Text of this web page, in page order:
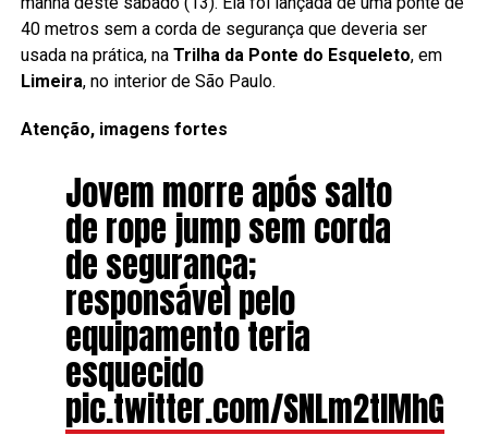
40 metros sem a corda de segurança que deveria ser
usada na prática, na Trilha da Ponte do Esqueleto, em
Limeira, no interior de São Paulo.
Atenção, imagens fortes
Jovem morre após salto
de rope jump sem corda
de segurança;
responsável pelo
equipamento teria
esquecido
pic.twitter.com/SNLm2tIMhG